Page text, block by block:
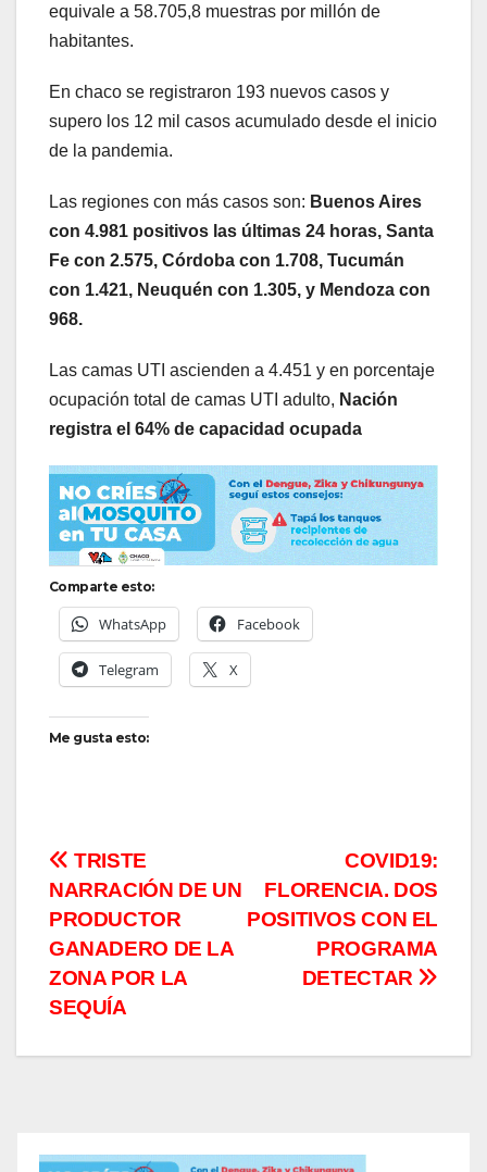
equivale a 58.705,8 muestras por millón de
habitantes.
En chaco se registraron 193 nuevos casos y
supero los 12 mil casos acumulado desde el inicio
de la pandemia.
Las regiones con más casos son: Buenos Aires
con 4.981 positivos las últimas 24 horas, Santa
Fe con 2.575, Córdoba con 1.708, Tucumán
con 1.421, Neuquén con 1.305, y Mendoza con
968.
Las camas UTI ascienden a 4.451 y en porcentaje
ocupación total de camas UTI adulto, Nación
registra el 64% de capacidad ocupada
Comparte esto:
WhatsApp Facebook
Telegram X
Me gusta esto:
Navegación
de
entradas
COVID19:
FLORENCIA. DOS
POSITIVOS CON EL
PROGRAMA
DETECTAR
TRISTE
NARRACIÓN DE UN
PRODUCTOR
GANADERO DE LA
ZONA POR LA
SEQUÍA